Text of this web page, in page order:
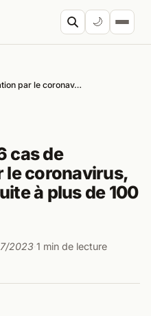
🌙
par le coronav…
cas de
le coronavirus,
à plus de 100
2023·1 min de lecture